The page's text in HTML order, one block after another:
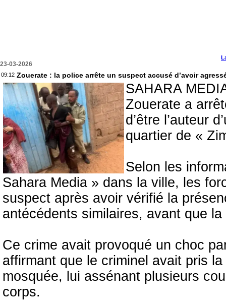
23-03-2026
09:12 Zouerate : la police arrête un suspect accusé d’avoir
SAHARA
Zouerate a
d’être l’auteur
quartier de «
Selon les
Sahara Media » dans la ville, les
suspect après avoir vérifié la
antécédents similaires, avant que la
Ce crime avait provoqué un choc
affirmant que le criminel avait pris
mosquée, lui assénant plusieurs
corps.